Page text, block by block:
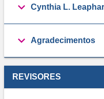
Cynthia L.
Agradecimentos
REVISORES